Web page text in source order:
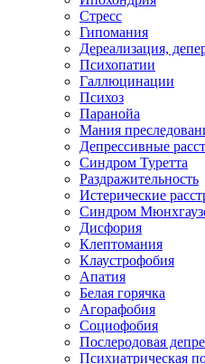
Стресс
Гипомания
Дереализация,
Психопатии
Галлюцинации
Психоз
Паранойа
Мания
Депрессивные
Синдром Туретта
Раздражительность
Истерические
Синдром
Дисфория
Клептомания
Клаустрофобия
Апатия
Белая горячка
Агорафобия
Социофобия
Послеродовая
Психиатрическая